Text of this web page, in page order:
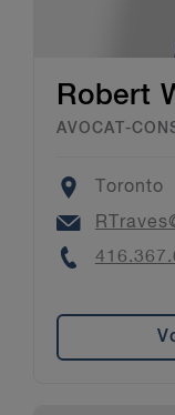
Robert
AVOCAT-
Location
Toronto
Email
Phone